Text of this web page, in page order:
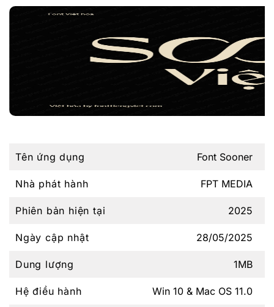
Tên ứng dụng Font Sooner
Nhà phát hành FPT MEDIA
Phiên bản hiện tại 2025
Ngày cập nhật 28/05/2025
Dung lượng 1MB
Hệ điều hành Win 10 & Mac OS 11.0